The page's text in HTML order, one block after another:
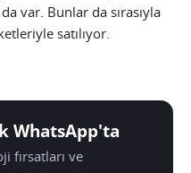
var. Bunlar da sırasıyla
satılıyor.
WhatsApp'ta
fırsatları ve